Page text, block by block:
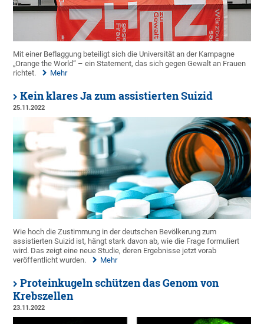
Mit einer Beflaggung beteiligt sich die Universität an der Kampagne
„Orange the World“ – ein Statement, das sich gegen Gewalt an Frauen
richtet.
Mehr
Kein klares Ja zum assistierten Suizid
25.11.2022
Wie hoch die Zustimmung in der deutschen Bevölkerung zum
assistierten Suizid ist, hängt stark davon ab, wie die Frage formuliert
wird. Das zeigt eine neue Studie, deren Ergebnisse jetzt vorab
veröffentlicht wurden.
Mehr
Proteinkugeln schützen das Genom von
Krebszellen
23.11.2022